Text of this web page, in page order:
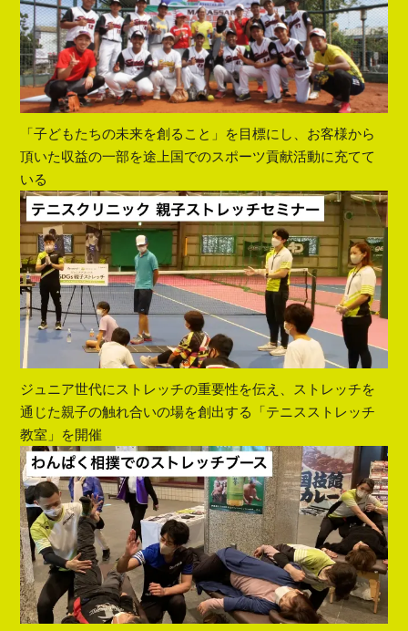
「子どもたちの未来を創ること」を目標にし、お客様から
頂いた収益の一部を途上国でのスポーツ貢献活動に充てて
いる
ジュニア世代にストレッチの重要性を伝え、ストレッチを
通じた親子の触れ合いの場を創出する「テニスストレッチ
教室」を開催